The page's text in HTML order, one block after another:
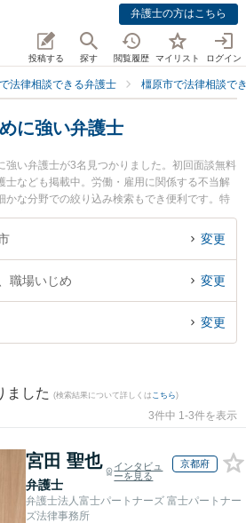
弁護士の方はこちら
投稿する 探す 閲覧履歴 マイリスト ログイン
法律相談できる弁護士 橿原市で法律相談で
に強い弁護士
強い弁護士が3名見つかりました。初回面談無料
士なども掲載中。労働・雇用に関係する不当解
かな分野での絞り込み検索もでき便利です。特
太郎弁護士や奈良万葉法律事務所の大谷 理史弁
人弁護士のプロフィール情報や弁護士費用、強
』『初回相談無料で職場いじめを法律相談でき
したい』などでお困りの相談者さんにおすすめ
変更
職場いじめ 変更
変更
ました (検索結果について詳しくは こちら)
3件中 1-3件を表示
宮田 聖也
弁護士
インタビュ
ーを見る
京都府
弁護士法人富士パートナーズ 富士パートナー
ズ法律事務所